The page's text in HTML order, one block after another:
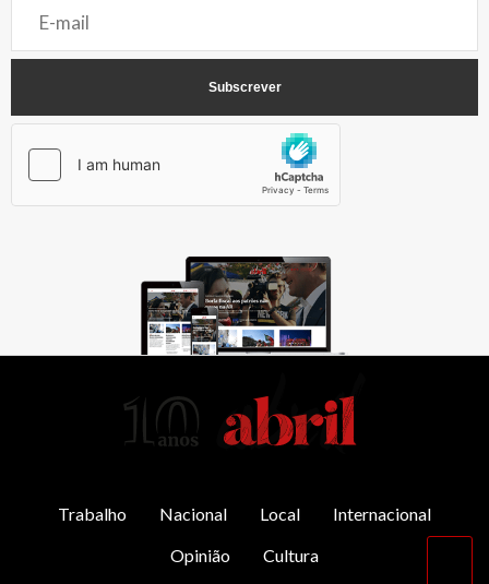
Trabalho Nacional Local
Internacional
Opinião
Cultura